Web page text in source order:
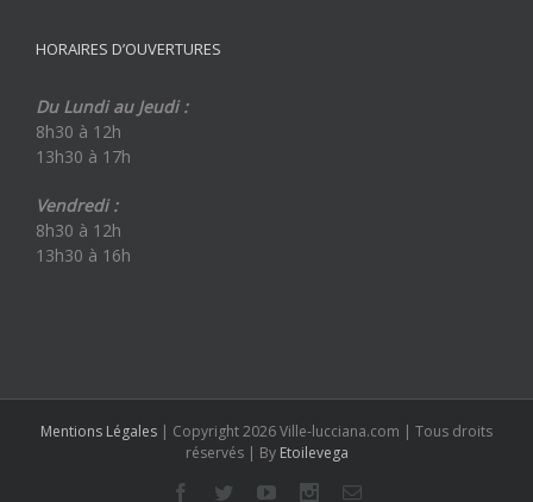
HORAIRES D’OUVERTURES
Du Lundi au Jeudi :
8h30 à 12h
13h30 à 17h
Vendredi :
8h30 à 12h
13h30 à 16h
Mentions Légales | Copyright 2026 Ville-lucciana.com | Tous droits
réservés | By Etoilevega
Facebook
TwitterYoutubeInstagram
Email